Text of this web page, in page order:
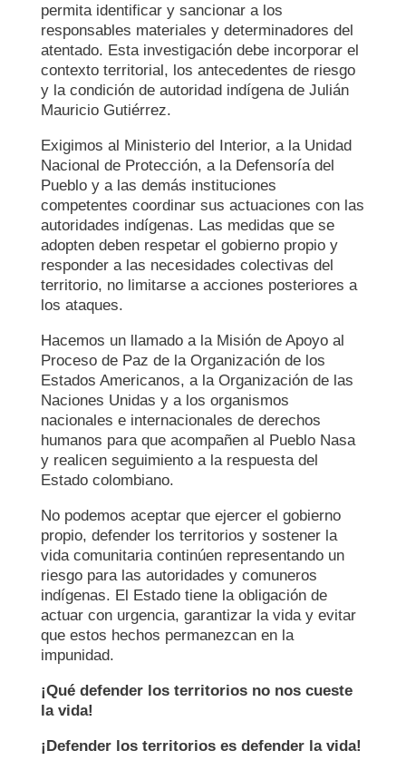
permita identificar y sancionar a los
responsables materiales y determinadores del
atentado. Esta investigación debe incorporar el
contexto territorial, los antecedentes de riesgo
y la condición de autoridad indígena de Julián
Mauricio Gutiérrez.
Exigimos al Ministerio del Interior, a la Unidad
Nacional de Protección, a la Defensoría del
Pueblo y a las demás instituciones
competentes coordinar sus actuaciones con las
autoridades indígenas. Las medidas que se
adopten deben respetar el gobierno propio y
responder a las necesidades colectivas del
territorio, no limitarse a acciones posteriores a
los ataques.
Hacemos un llamado a la Misión de Apoyo al
Proceso de Paz de la Organización de los
Estados Americanos, a la Organización de las
Naciones Unidas y a los organismos
nacionales e internacionales de derechos
humanos para que acompañen al Pueblo Nasa
y realicen seguimiento a la respuesta del
Estado colombiano.
No podemos aceptar que ejercer el gobierno
propio, defender los territorios y sostener la
vida comunitaria continúen representando un
riesgo para las autoridades y comuneros
indígenas. El Estado tiene la obligación de
actuar con urgencia, garantizar la vida y evitar
que estos hechos permanezcan en la
impunidad.
¡Qué defender los territorios no nos cueste
la vida!
¡Defender los territorios es defender la vida!